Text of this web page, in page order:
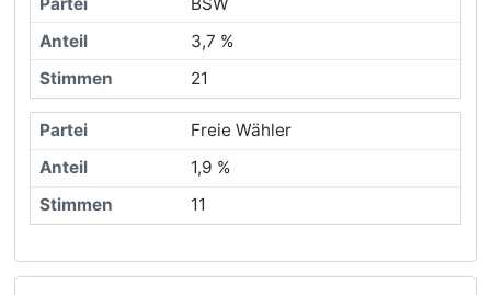
3,7 %
21
Freie Wähler
1,9 %
11